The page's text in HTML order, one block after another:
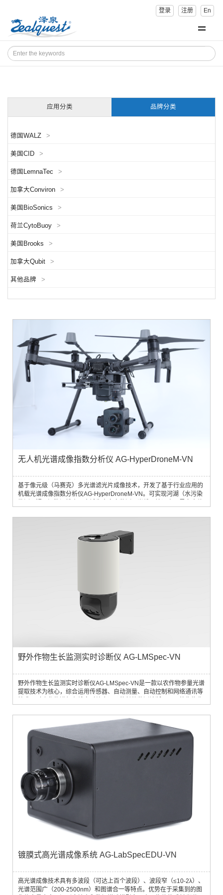
登录 注册 En
应用分类 品牌分类
德国WALZ >
美国CID >
德国LemnaTec >
加拿大Conviron >
美国BioSonics >
荷兰CytoBuoy >
美国Brooks >
加拿大Qubit >
其他品牌 >
无人机光谱成像指数分析仪 AG-HyperDroneM-VN
基于像元级（马赛克）多光谱滤光片成像技术，开发了基于行业应用的
机载光谱成像指数分析仪AG-HyperDroneM-VN。可实现河湖（水污染
保喷洒、作物产量估测）、林草（林木...
野外作物生长监测实时诊断仪 AG-LMSpec-VN
野外作物生长监测实时诊断仪AG-LMSpec-VN是一款以农作物参量光谱
提取技术为核心，综合运用传感器、自动测量、自动控制和网络通讯等
取作物生长信息，包括作物叶层氮含量、叶层氮积累量、叶面积指数、
叶干重、叶绿素a、肥力诊断等生长指标。克服了传统作物生长信息获
取中需要田...
镀膜式高光谱成像系统 AG-LabSpecEDU-VN
高光谱成像技术具有多波段（可达上百个波段）、波段窄（≤10-2λ）、
光谱范围广（200-2500nm）和图谱合一等特点。优势在于采集到的图